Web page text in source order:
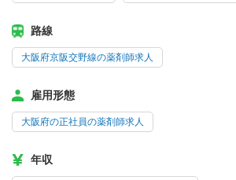
路線
大阪府京阪交野線の薬剤師求人
雇用形態
大阪府の正社員の薬剤師求人
年収